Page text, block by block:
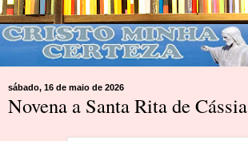
sábado, 16 de maio de 2026
Novena a Santa Rita de Cássia